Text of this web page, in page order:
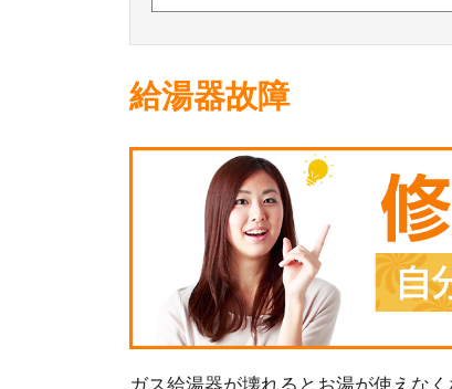
給湯器故障
ガス給湯器が壊れるとお湯が使えな